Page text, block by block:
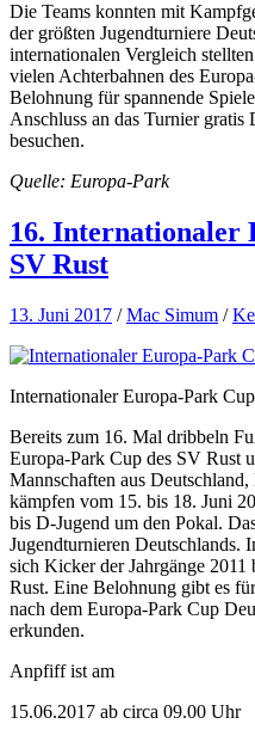
Die Teams konnten mit
der größten Jugendturniere
internationalen Vergleich
vielen Achterbahnen des
Belohnung für spannende
Anschluss an das Turnier gratis
besuchen.
Quelle: Europa-Park
16. Internationaler
SV Rust
13. Juni 2017 /Mac Simum /
Internationaler Europa-Park
Bereits zum 16. Mal dribbeln
Europa-Park Cup des SV Rust
Mannschaften aus
kämpfen vom 15. bis 18. Juni
bis D-Jugend um den Pokal.
Jugendturnieren Deutschlands.
sich Kicker der Jahrgänge
Rust. Eine Belohnung gibt es
nach dem Europa-Park Cup
erkunden.
Anpfiff ist am
15.06.2017 ab circa 09.00 Uhr